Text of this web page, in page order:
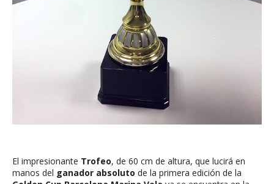
El impresionante Trofeo, de 60 cm de altura, que lucirá en
manos del ganador absoluto de la primera edición de la